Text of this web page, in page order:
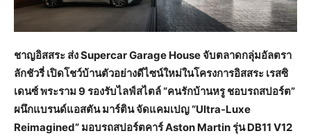
ชาญอิสสระ ส่ง Supercar Garage House จับตลาดกลุ่มอัลตรา
ลักชัวรี่ เปิดโชว์บ้านตัวอย่างดีไซน์ใหม่ในโครงการอิสสระ เรสซิ
เดนซ์ พระราม 9 รองรับไลฟ์สไตล์ “คนรักบ้านหรู ชอบรถสปอร์ต”
ผนึกแบรนด์แอสตัน มาร์ติน จัดแคมเปญ “Ultra-Luxe
Reimagined” มอบรถสปอร์ตคาร์ Aston Martin รุ่น DB11 V12